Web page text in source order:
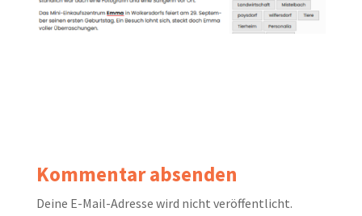
Kommentar absenden
Deine E-Mail-Adresse wird nicht veröffentlicht.